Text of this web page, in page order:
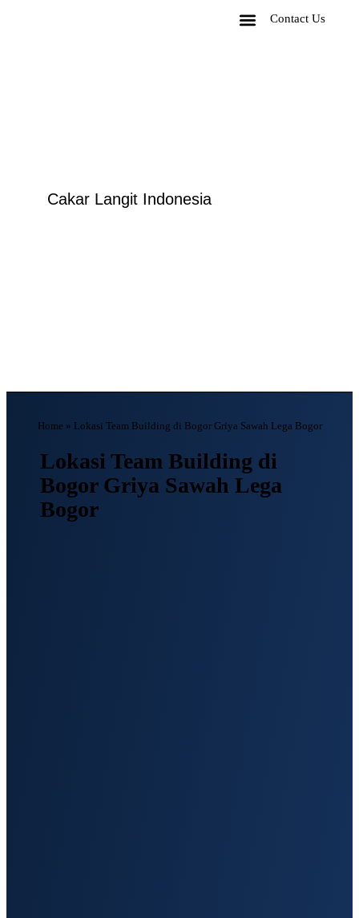
Cakar Langit Indonesia
Contact Us
Home » Lokasi Team Building di Bogor Griya Sawah Lega Bogor
Lokasi Team Building di
Bogor Griya Sawah Lega
Bogor